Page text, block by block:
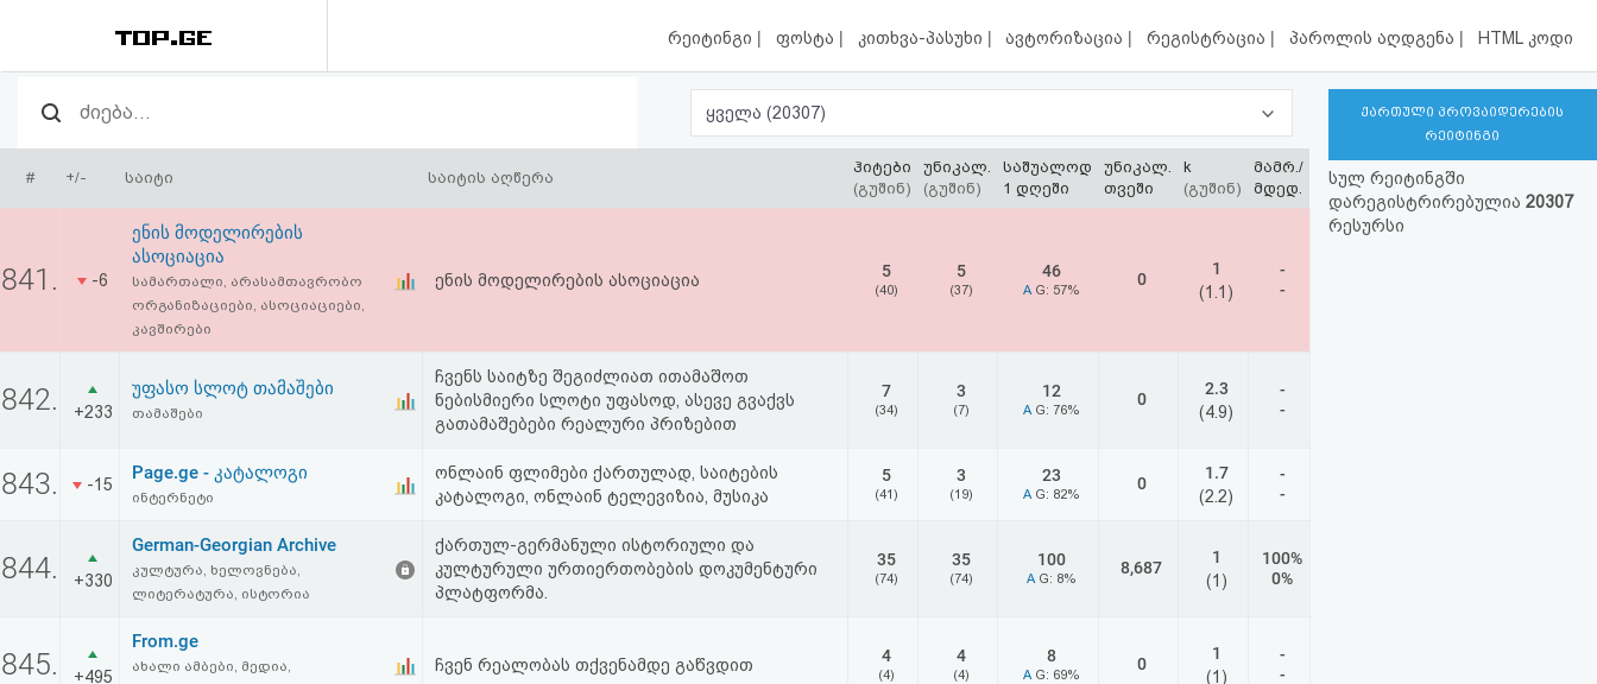
რეიტინგი | ფოსტა | კითხვა-პასუხი | ავტორიზაცია | რეგისტრაცია | პაროლის აღდგენა | HTML კოდი
რეიტინგი
(მთავარი)
კითხვა-
ავტორიზაცია
პაროლის
აღდგენა
კოდი
ყველა (20307)
# +/- საიტი საიტის აღწერა
ჰიტები
(გუშინ)
უნიკალ.
(გუშინ)
საშუალოდ
1 დღეში
უნიკალ.
თვეში
k
(გუშინ)
მამრ./
მდედ.
841. -6
ენის მოდელირების
ასოციაცია
სამართალი, არასამთავრობო
ორგანიზაციები, ასოციაციები,
კავშირები
ენის მოდელირების ასოციაცია 5
(40)
5
(37)
46
A G: 57%
0
1
(1.1)
-
-
842. +233
უფასო სლოტ თამაშები
თამაშები
ჩვენს საიტზე შეგიძლიათ ითამაშოთ
ნებისმიერი სლოტი უფასოდ, ასევე გვაქვს
გათამაშებები რეალური პრიზებით
7
(34)
3
(7)
12
A G: 76%
0
2.3
(4.9)
-
-
843. -15
Page.ge - კატალოგი
ინტერნეტი
ონლაინ ფლიმები ქართულად, საიტების
კატალოგი, ონლაინ ტელევიზია, მუსიკა
5
(41)
3
(19)
23
A G: 82%
0
1.7
(2.2)
-
-
844. +330
German-Georgian Archive
კულტურა, ხელოვნება,
ლიტერატურა, ისტორია
ქართულ-გერმანული ისტორიული და
კულტურული ურთიერთობების დოკუმენტური
პლატფორმა.
35
(74)
35
(74)
100
A G: 8%
8,687
1
(1)
100%
0%
845. +495
From.ge
ახალი ამბები, მედია,
ჩვენ რეალობას თქვენამდე გაწვდით 4
(4)
4
(4)
8
A G: 69%
0
1
(1)
-
-
ქართული პროვაიდერების
რეიტინგი
სულ რეიტინგში
დარეგისტრირებულია 20307
რესურსი